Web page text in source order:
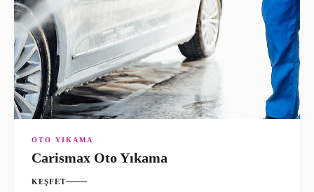
OTO YIKAMA
Carismax Oto Yıkama
KEŞFET